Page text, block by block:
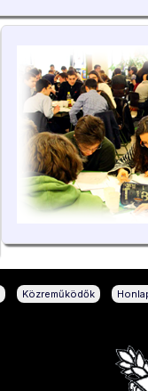
Közreműködők